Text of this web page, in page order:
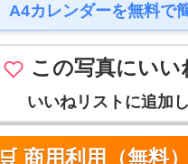
A4カレンダーを無料で
この写真にいい
いいねリストに追加
🛒 商用利用（無料